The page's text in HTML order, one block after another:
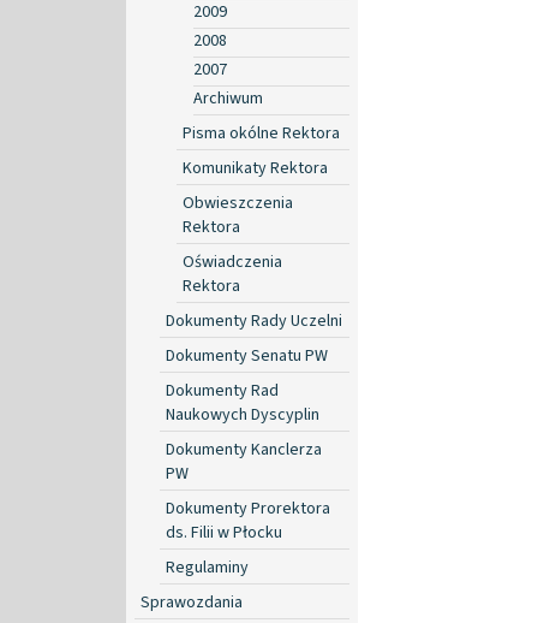
2009
2008
2007
Archiwum
Pisma okólne Rektora
Komunikaty Rektora
Obwieszczenia
Rektora
Oświadczenia
Rektora
Dokumenty Rady Uczelni
Dokumenty Senatu PW
Dokumenty Rad
Naukowych Dyscyplin
Dokumenty Kanclerza
PW
Dokumenty Prorektora
ds. Filii w Płocku
Regulaminy
Sprawozdania